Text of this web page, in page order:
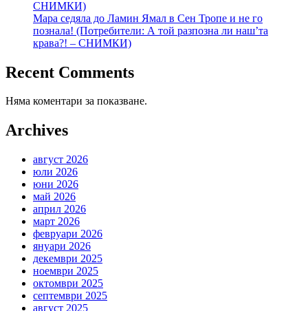
СНИМКИ)
Мара седяла до Ламин Ямал в Сен Тропе и не го
познала! (Потребители: А той разпозна ли наш’та
крава?! – СНИМКИ)
Recent Comments
Няма коментари за показване.
Archives
август 2026
юли 2026
юни 2026
май 2026
април 2026
март 2026
февруари 2026
януари 2026
декември 2025
ноември 2025
октомври 2025
септември 2025
август 2025